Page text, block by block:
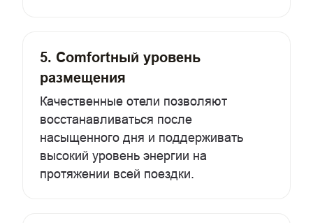
5. Comfortный уровень
размещения
Качественные отели позволяют
восстанавливаться после
насыщенного дня и поддерживать
высокий уровень энергии на
протяжении всей поездки.